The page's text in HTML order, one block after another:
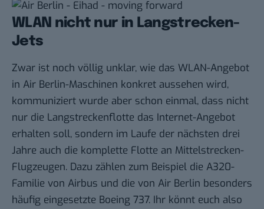
WLAN nicht nur in Langstrecken-
Jets
Zwar ist noch völlig unklar, wie das WLAN-Angebot
in Air Berlin-Maschinen konkret aussehen wird,
kommuniziert wurde aber schon einmal, dass nicht
nur die Langstreckenflotte das Internet-Angebot
erhalten soll, sondern im Laufe der nächsten drei
Jahre auch die komplette Flotte an Mittelstrecken-
Flugzeugen. Dazu zählen zum Beispiel die A320-
Familie von Airbus und die von Air Berlin besonders
häufig eingesetzte Boeing 737. Ihr könnt euch also